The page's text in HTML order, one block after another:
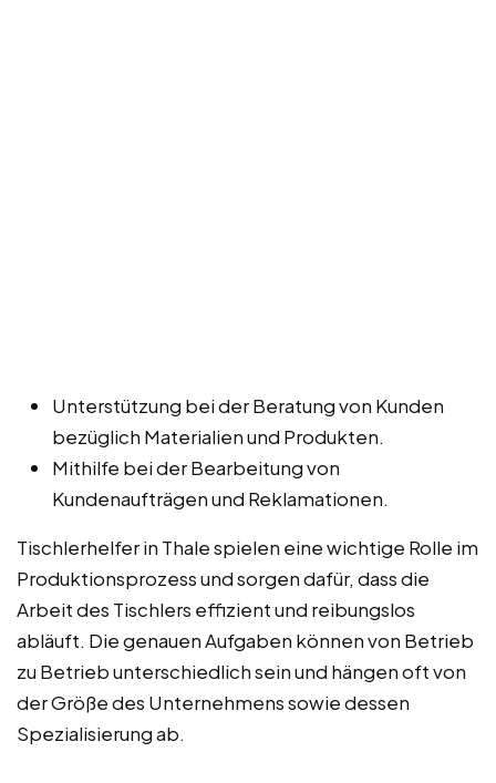
Unterstützung bei der Beratung von Kunden
bezüglich Materialien und Produkten.
Mithilfe bei der Bearbeitung von
Kundenaufträgen und Reklamationen.
Tischlerhelfer in Thale spielen eine wichtige Rolle im
Produktionsprozess und sorgen dafür, dass die
Arbeit des Tischlers effizient und reibungslos
abläuft. Die genauen Aufgaben können von Betrieb
zu Betrieb unterschiedlich sein und hängen oft von
der Größe des Unternehmens sowie dessen
Spezialisierung ab.